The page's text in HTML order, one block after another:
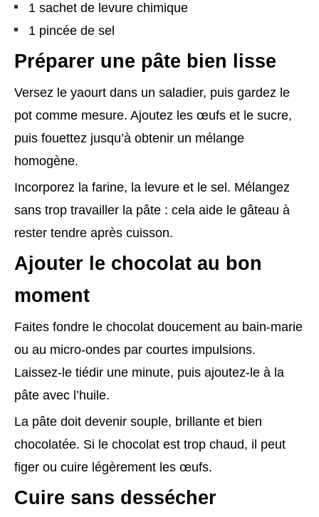
1 sachet de levure chimique
1 pincée de sel
Préparer une pâte bien lisse
Versez le yaourt dans un saladier, puis gardez le
pot comme mesure. Ajoutez les œufs et le sucre,
puis fouettez jusqu’à obtenir un mélange
homogène.
Incorporez la farine, la levure et le sel. Mélangez
sans trop travailler la pâte : cela aide le gâteau à
rester tendre après cuisson.
Ajouter le chocolat au bon
moment
Faites fondre le chocolat doucement au bain-marie
ou au micro-ondes par courtes impulsions.
Laissez-le tiédir une minute, puis ajoutez-le à la
pâte avec l’huile.
La pâte doit devenir souple, brillante et bien
chocolatée. Si le chocolat est trop chaud, il peut
figer ou cuire légèrement les œufs.
Cuire sans dessécher